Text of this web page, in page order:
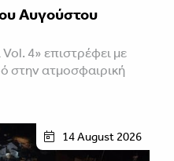
Αυγούστου
4» επιστρέφει με
στην ατμοσφαιρική
14 August 2026